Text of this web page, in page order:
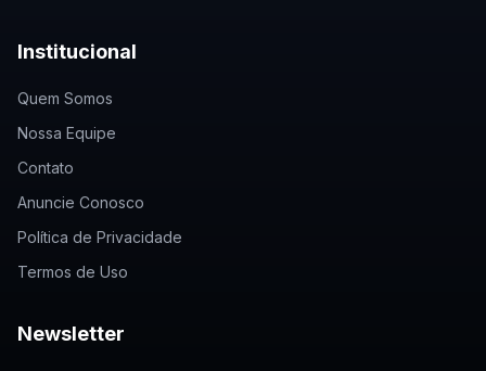
Institucional
Quem Somos
Nossa Equipe
Contato
Anuncie Conosco
Política de Privacidade
Termos de Uso
Newsletter